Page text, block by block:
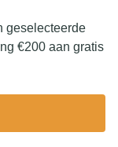
geselecteerde
€200 aan gratis